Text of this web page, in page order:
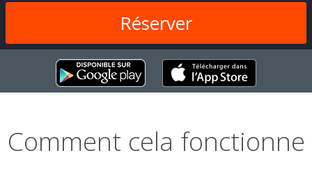
Comment cela fonctionne